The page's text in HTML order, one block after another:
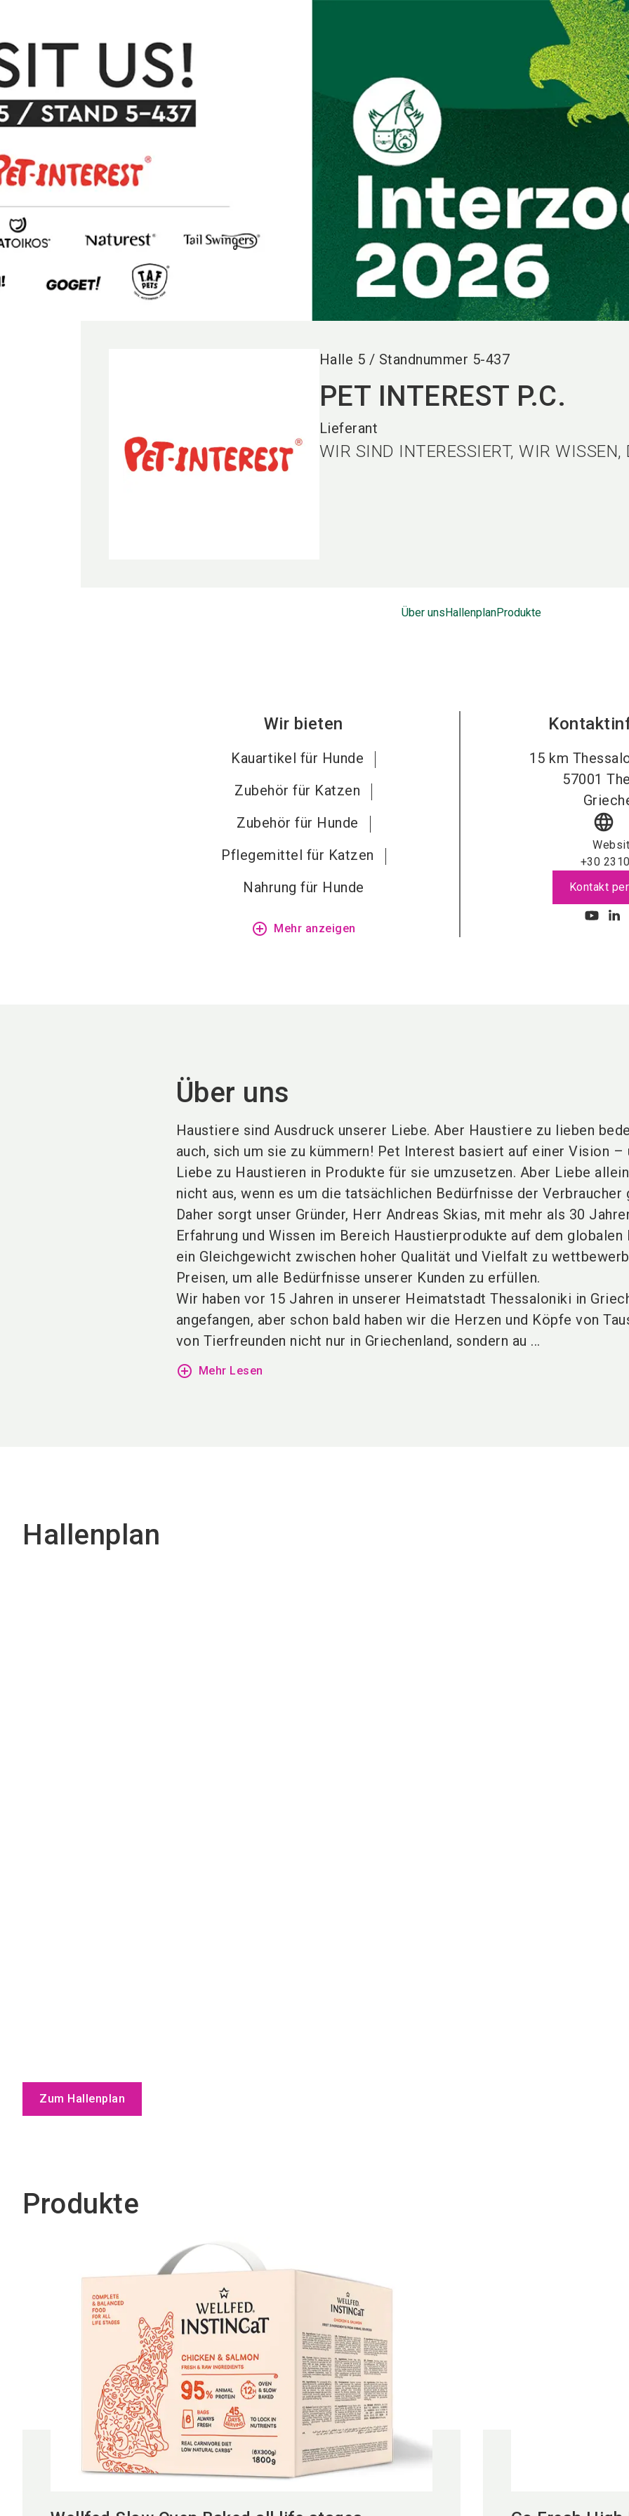
Halle 5 / Standnummer 5-437
PET INTEREST P.C.
Lieferant
WIR SIND INTERESSIERT, WIR
Über unsHallenplanProdukte
Wir bieten
Kauartikel für Hunde
Zubehör für Katzen
Zubehör für Hunde
Pflegemittel für Katzen
Nahrung für Hunde
add_circle_outline Mehr anzeigen
15 km
57001
language
+30
Kontakt
Über uns
Haustiere sind Ausdruck unserer Liebe. Aber Haustiere zu lieben
auch, sich um sie zu kümmern! Pet Interest basiert auf einer Vision –
Liebe zu Haustieren in Produkte für sie umzusetzen. Aber Liebe
nicht aus, wenn es um die tatsächlichen Bedürfnisse der Verbraucher
Daher sorgt unser Gründer, Herr Andreas Skias, mit mehr als 30
Erfahrung und Wissen im Bereich Haustierprodukte auf dem globalen
ein Gleichgewicht zwischen hoher Qualität und Vielfalt zu
Preisen, um alle Bedürfnisse unserer Kunden zu erfüllen.
Wir haben vor 15 Jahren in unserer Heimatstadt Thessaloniki in
angefangen, aber schon bald haben wir die Herzen und Köpfe von
von Tierfreunden nicht nur in Griechenland, sondern au ...
add_circle_outline Mehr Lesen
Hallenplan
Zum Hallenplan
Produkte